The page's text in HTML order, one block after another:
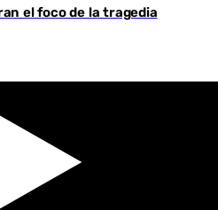
el foco de la tragedia